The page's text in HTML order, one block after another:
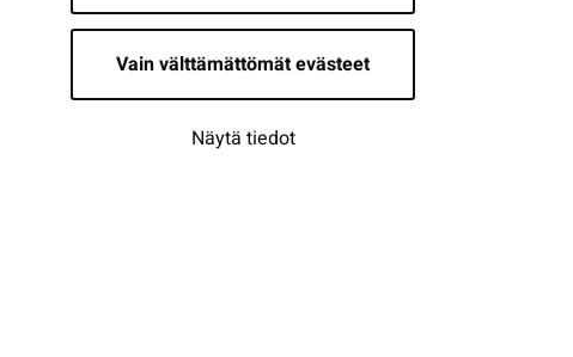
Vain välttämättömät evästeet
Näytä tiedot